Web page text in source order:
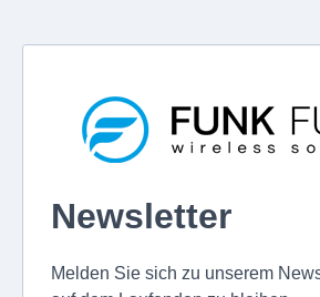
Newsletter
Melden Sie sich zu unserem